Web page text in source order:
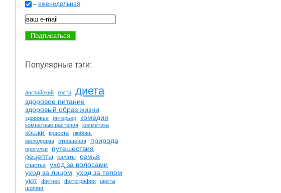
– еженедельная
Популярные тэги:
английский гости диета
здоровое питание
здоровый образ жизни
здоровье интерьер комедия
комнатные растения косметика
кошки красота
любовь
мелодрама
отношения природа
прогулки
путешествия
рецепты
салаты семья
счастье
уход за волосами
уход за лицом уход за телом
уют
фитнес фотография
цветы
шопинг